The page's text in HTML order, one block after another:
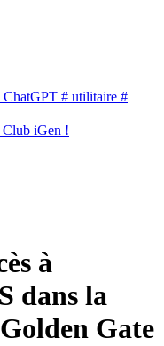
ChatGPT # utilitaire #
Club iGen !
à
dans la
Gate